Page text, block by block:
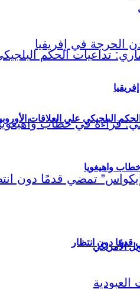
البلجيكي على العلاقات
واهيغويا
الأمريكي